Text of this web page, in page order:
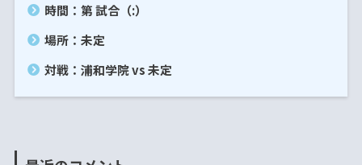
時間：第 試合（:）
場所：未定
対戦：浦和学院 vs 未定